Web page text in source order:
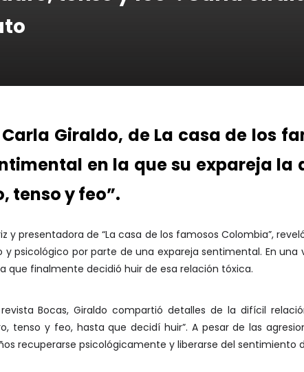
Giraldo, de La casa de los
en la que su expareja la
tenso y feo”.
y presentadora de “La casa de los famosos Colombia”,
psicológico por parte de una expareja sentimental. En una
que finalmente decidió huir de esa relación tóxica.
Bocas, Giraldo compartió detalles de la difícil
tenso y feo, hasta que decidí huir”. A pesar de las
recuperarse psicológicamente y liberarse del sentimiento